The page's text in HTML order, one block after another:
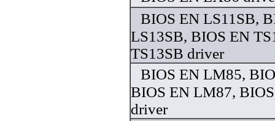
BIOS EN LS11SB,
LS13SB, BIOS EN
TS13SB driver
BIOS EN LM85,
BIOS EN LM87,
driver